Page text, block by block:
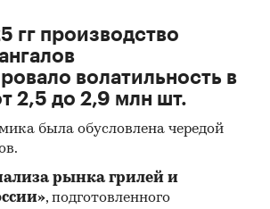
считается тот, кто приобретал
1 раз в течение последних 12
товары / ... /
/ Свечи
предпочтения
гг производство
волатильность в
2,5 до 2,9 млн шт.
была обусловлена чередой
рынка грилей и
, подготовленного